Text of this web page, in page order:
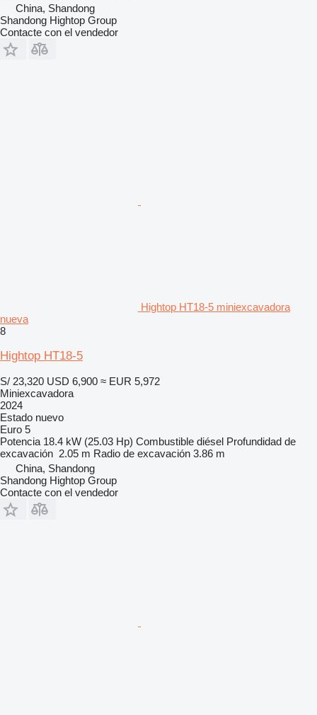
China, Shandong
Shandong Hightop Group
Contacte con el vendedor
Hightop HT18-5 miniexcavadora
nueva
8
Hightop HT18-5
S/ 23,320 USD 6,900 ≈ EUR 5,972
Miniexcavadora
2024
Estado nuevo
Euro 5
Potencia 18.4 kW (25.03 Hp) Combustible diésel Profundidad de
excavación 2.05 m Radio de excavación 3.86 m
China, Shandong
Shandong Hightop Group
Contacte con el vendedor